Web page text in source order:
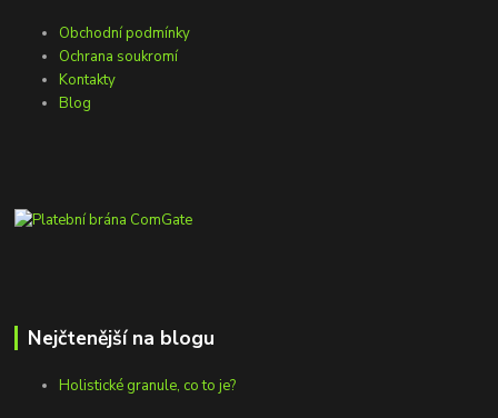
Obchodní podmínky
Ochrana soukromí
Kontakty
Blog
Nejčtenější na blogu
Holistické granule, co to je?